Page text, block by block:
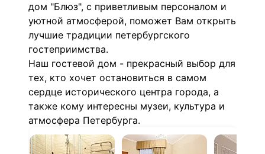
дом "Блюз", с приветливым персоналом и
уютной атмосферой, поможет Вам открыть
лучшие традиции петербургского
гостеприимства.
Наш гостевой дом - прекрасный выбор для
тех, кто хочет остановиться в самом
сердце исторического центра города, а
также кому интересны музеи, культура и
атмосфера Петербурга.